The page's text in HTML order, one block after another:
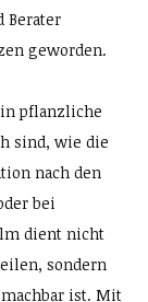
Berater
geworden.
pflanzliche
sind, wie die
nach den
bei
dient nicht
sondern
ist. Mit